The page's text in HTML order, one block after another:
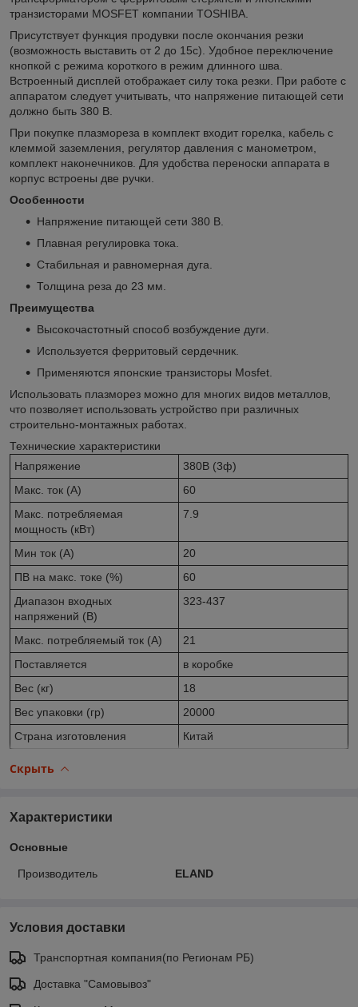
транзисторами MOSFET компании TOSHIBA.
Присутствует функция продувки после окончания резки
(возможность выставить от 2 до 15с). Удобное переключение
кнопкой с режима короткого в режим длинного шва.
Встроенный дисплей отображает силу тока резки. При работе с
аппаратом следует учитывать, что напряжение питающей сети
должно быть 380 В.
При покупке плазмореза в комплект входит горелка, кабель с
клеммой заземления, регулятор давления с манометром,
комплект наконечников. Для удобства переноски аппарата в
корпус встроены две ручки.
Особенности
Напряжение питающей сети 380 В.
Плавная регулировка тока.
Стабильная и равномерная дуга.
Толщина реза до 23 мм.
Преимущества
Высокочастотный способ возбуждение дуги.
Используется ферритовый сердечник.
Применяются японские транзисторы Mosfet.
Использовать плазморез можно для многих видов металлов,
что позволяет использовать устройство при различных
строительно-монтажных работах.
Технические характеристики
Напряжение
380В (3ф)
Макс. ток (А)
60
Макс. потребляемая
мощность (кВт)
7.9
Мин ток (А)
20
ПВ на макс. токе (%)
60
Диапазон входных
напряжений (В)
323-437
Макс. потребляемый ток (А)
21
Поставляется
в коробке
Вес (кг)
18
Вес упаковки (гр)
20000
Страна изготовления
Китай
Скрыть
Характеристики
Основные
Производитель ELAND
Условия доставки
Транспортная компания(по Регионам РБ)
Доставка "Самовывоз"